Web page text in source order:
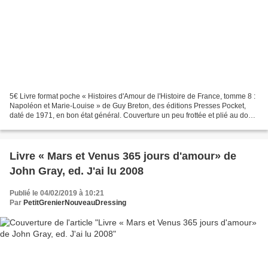
5€ Livre format poche « Histoires d'Amour de l'Histoire de France, tomme 8 :
Napoléon et Marie-Louise » de Guy Breton, des éditions Presses Pocket,
daté de 1971, en bon état général. Couverture un peu frottée et plié au dos,
Livre « Mars et Venus 365 jours d'amour» de
John Gray, ed. J'ai lu 2008
Publié le 04/02/2019 à 10:21
Par PetitGrenierNouveauDressing